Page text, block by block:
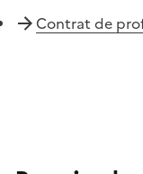
Contrat de